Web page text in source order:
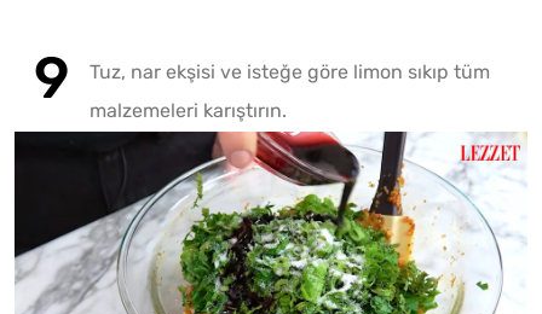
Tuz, nar ekşisi ve isteğe göre limon sıkıp tüm
malzemeleri karıştırın.